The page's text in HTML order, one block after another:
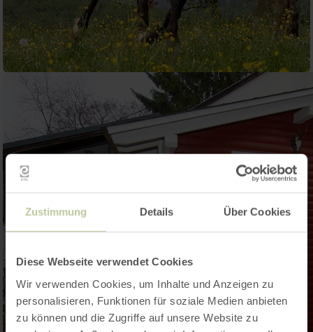
Zustimmung Details Über Cookies
Diese Webseite verwendet Cookies
Wir verwenden Cookies, um Inhalte und Anzeigen zu
personalisieren, Funktionen für soziale Medien anbieten
zu können und die Zugriffe auf unsere Website zu